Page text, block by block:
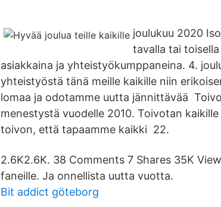
joulukuu 2020
tavalla tai
asiakkaina ja yhteistyökumppaneina. 4.
yhteistyöstä tänä meille kaikille niin
lomaa ja odotamme uutta jännittävää
menestystä vuodelle 2010. Toivotan
toivon, että tapaamme kaikki 22.
2.6K2.6K. 38 Comments 7 Shares 35K
faneille. Ja onnellista uutta vuotta.
Bit addict göteborg